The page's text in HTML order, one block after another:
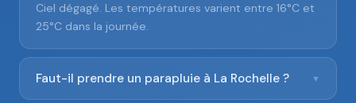
Ciel dégagé. Les températures varient entre 16°C et
25°C dans la journée.
Faut-il prendre un parapluie à La Rochelle ? ▼